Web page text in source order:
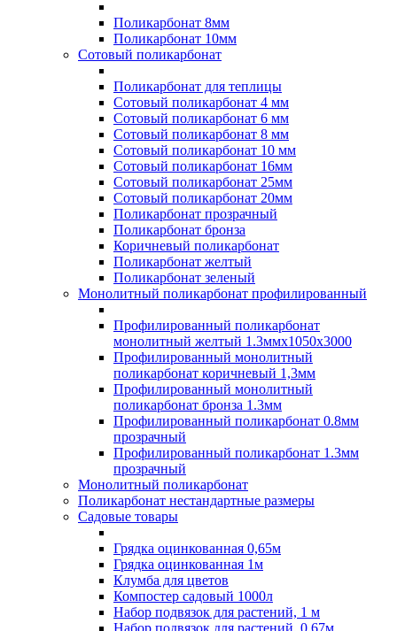
Поликарбонат 8мм
Поликарбонат 10мм
Сотовый поликарбонат
Поликарбонат для теплицы
Сотовый поликарбонат 4 мм
Сотовый поликарбонат 6 мм
Сотовый поликарбонат 8 мм
Сотовый поликарбонат 10 мм
Сотовый поликарбонат 16мм
Сотовый поликарбонат 25мм
Сотовый поликарбонат 20мм
Поликарбонат прозрачный
Поликарбонат бронза
Коричневый поликарбонат
Поликарбонат желтый
Поликарбонат зеленый
Монолитный поликарбонат профилированный
Профилированный поликарбонат
монолитный желтый 1.3ммх1050х3000
Профилированный монолитный
поликарбонат коричневый 1,3мм
Профилированный монолитный
поликарбонат бронза 1.3мм
Профилированный поликарбонат 0.8мм
прозрачный
Профилированный поликарбонат 1.3мм
прозрачный
Монолитный поликарбонат
Поликарбонат нестандартные размеры
Садовые товары
Грядка оцинкованная 0,65м
Грядка оцинкованная 1м
Клумба для цветов
Компостер садовый 1000л
Набор подвязок для растений, 1 м